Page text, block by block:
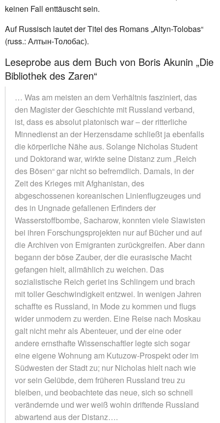
keinen Fall enttäuscht sein.
Auf Russisch lautet der Titel des Romans „Altyn-Tolobas“
(russ.: Алтын-Толобас).
Leseprobe aus dem Buch von Boris Akunin „Die
Bibliothek des Zaren“
… Was am meisten an dem Verhältnis fasziniert, das
den Magister der Geschichte mit Russland verband,
ist, dass es absolut platonisch war – der ritterliche
Minnedienst an der Herzensdame schließt ja ebenfalls
die körperliche Nähe aus. Solange Nicholas Student
und Doktorand war, wirkte seine Distanz zum „Reich
des Bösen“ gar nicht so befremdlich. Damals, in der
Zeit des Krieges mit Afghanistan, des
abgeschossenen koreanischen Linienflugzeuges und
des in Ungnade gefallenen Erfinders der
Wasserstoffbombe, Sacharow, konnten viele Slawisten
bei ihren Forschungsprojekten nur auf Bücher und auf
die Archiven von Emigranten zurückgreifen. Aber dann
begann der böse Zauber, der die eurasische Macht
gefangen hielt, allmählich zu weichen. Das
sozialistische Reich geriet ins Schlingern und brach
mit toller Geschwindigkeit entzwei. In wenigen Jahren
schaffte es Russland, in Mode zu kommen und flugs
wider unmodern zu werden. Eine Reise nach Moskau
galt nicht mehr als Abenteuer, und der eine oder
andere ernsthafte Wissenschaftler legte sich sogar
eine eigene Wohnung am Kutuzow-Prospekt oder im
Südwesten der Stadt zu; nur Nicholas hielt nach wie
vor sein Gelübde, dem früheren Russland treu zu
bleiben, und beobachtete das neue, sich so schnell
verändernde und wer weiß wohin driftende Russland
abwartend aus der Distanz….